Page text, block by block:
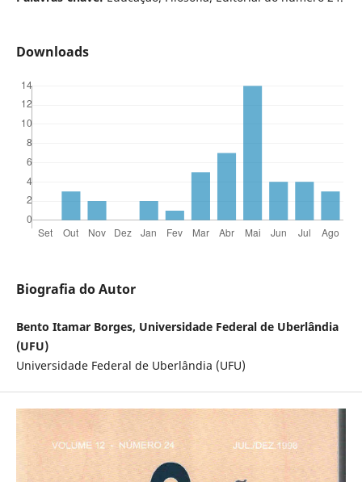
Downloads
Biografia do Autor
Bento Itamar Borges, Universidade Federal de Uberlândia
(UFU)
Universidade Federal de Uberlândia (UFU)